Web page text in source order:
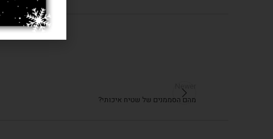
Newer
מהם הסממנים של שטיח איכותי?